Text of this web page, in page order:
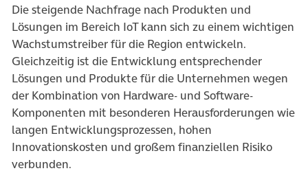
Die steigende Nachfrage nach Produkten und
Lösungen im Bereich IoT kann sich zu einem wichtigen
Wachstumstreiber für die Region entwickeln.
Gleichzeitig ist die Entwicklung entsprechender
Lösungen und Produkte für die Unternehmen wegen
der Kombination von Hardware- und Software-
Komponenten mit besonderen Herausforderungen wie
langen Entwicklungsprozessen, hohen
Innovationskosten und großem finanziellen Risiko
verbunden.